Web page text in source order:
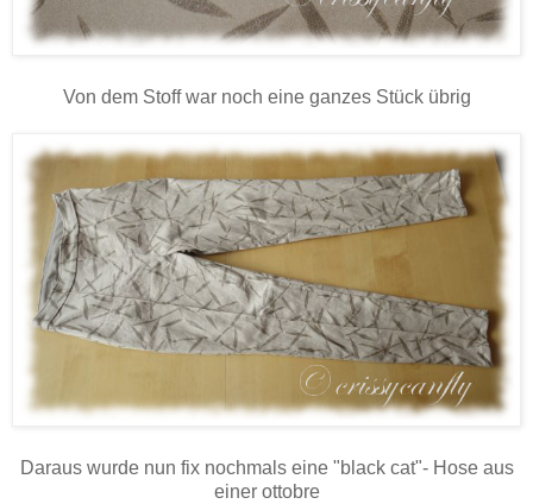
Von dem Stoff war noch eine ganzes Stück übrig
Daraus wurde nun fix nochmals eine "black cat"- Hose aus
einer ottobre